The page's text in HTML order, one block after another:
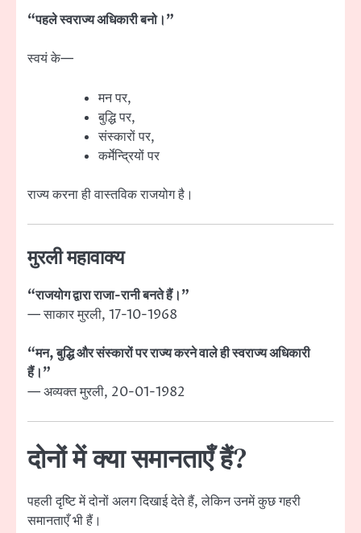
“पहले स्वराज्य अधिकारी बनो।”
स्वयं के—
मन पर,
बुद्धि पर,
संस्कारों पर,
कर्मेन्द्रियों पर
राज्य करना ही वास्तविक राजयोग है।
मुरली महावाक्य
“राजयोग द्वारा राजा-रानी बनते हैं।”
— साकार मुरली, 17-10-1968
“मन, बुद्धि और संस्कारों पर राज्य करने वाले ही स्वराज्य अधिकारी
हैं।”
— अव्यक्त मुरली, 20-01-1982
दोनों में क्या समानताएँ हैं?
पहली दृष्टि में दोनों अलग दिखाई देते हैं, लेकिन उनमें कुछ गहरी
समानताएँ भी हैं।